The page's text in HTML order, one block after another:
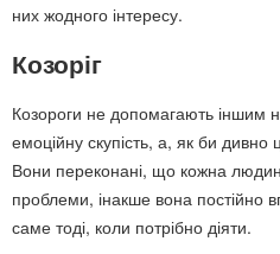
них жодного інтересу.
Козоріг
Козороги не допомагають іншим
емоційну скупість, а, як би дивно
Вони переконані, що кожна
проблеми, інакше вона постійно
саме тоді, коли потрібно діяти.